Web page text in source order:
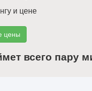
и цене
цены
всего пару